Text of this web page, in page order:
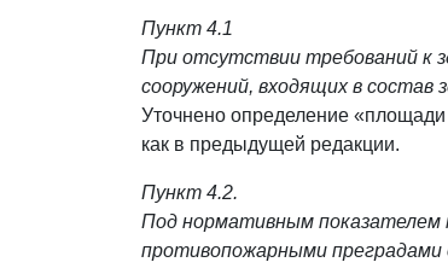
Пункт 4.1
При отсутствии требований к
сооружений, входящих в состав
Уточнено определение «площади
как в предыдущей редакции.
Пункт 4.2.
Под нормативным показателем
противопожарными